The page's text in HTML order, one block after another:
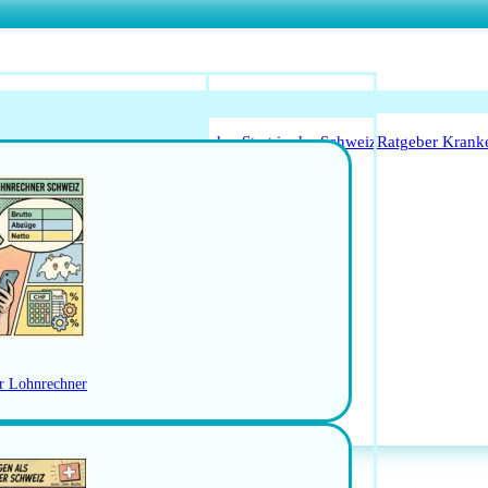
Anerkennung für ÄrzteLeitfaden Start in der SchweizRatgeber
Arbeitsbedingungen
Jobs in der Ostschweiz
Lohnrechner